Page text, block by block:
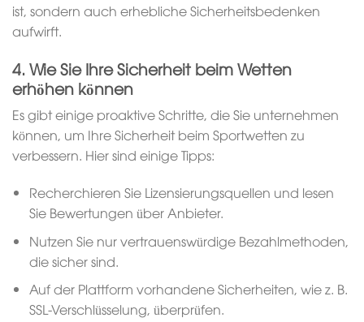
ist, sondern auch erhebliche Sicherheitsbedenken
aufwirft.
4. Wie Sie Ihre Sicherheit beim Wetten
erhöhen können
Es gibt einige proaktive Schritte, die Sie unternehmen
können, um Ihre Sicherheit beim Sportwetten zu
verbessern. Hier sind einige Tipps:
Recherchieren Sie Lizensierungsquellen und lesen
Sie Bewertungen über Anbieter.
Nutzen Sie nur vertrauenswürdige Bezahlmethoden,
die sicher sind.
Auf der Plattform vorhandene Sicherheiten, wie z. B.
SSL-Verschlüsselung, überprüfen.